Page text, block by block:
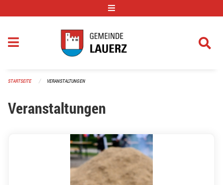
STARTSEITE VERANSTALTUNGEN
Veranstaltungen